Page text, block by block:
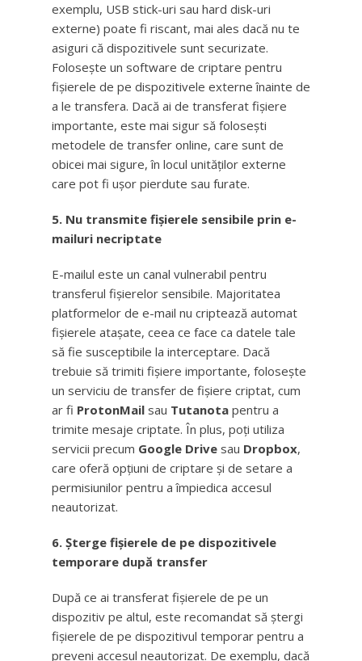
exemplu, USB stick-uri sau hard disk-uri
externe) poate fi riscant, mai ales dacă nu te
asiguri că dispozitivele sunt securizate.
Folosește un software de criptare pentru
fișierele de pe dispozitivele externe înainte de
a le transfera. Dacă ai de transferat fișiere
importante, este mai sigur să folosești
metodele de transfer online, care sunt de
obicei mai sigure, în locul unităților externe
care pot fi ușor pierdute sau furate.
5. Nu transmite fișierele sensibile prin e-
mailuri necriptate
E-mailul este un canal vulnerabil pentru
transferul fișierelor sensibile. Majoritatea
platformelor de e-mail nu criptează automat
fișierele atașate, ceea ce face ca datele tale
să fie susceptibile la interceptare. Dacă
trebuie să trimiti fișiere importante, folosește
un serviciu de transfer de fișiere criptat, cum
ar fi ProtonMail sau Tutanota pentru a
trimite mesaje criptate. În plus, poți utiliza
servicii precum Google Drive sau Dropbox,
care oferă opțiuni de criptare și de setare a
permisiunilor pentru a împiedica accesul
neautorizat.
6. Șterge fișierele de pe dispozitivele
temporare după transfer
După ce ai transferat fișierele de pe un
dispozitiv pe altul, este recomandat să ștergi
fișierele de pe dispozitivul temporar pentru a
preveni accesul neautorizat. De exemplu, dacă